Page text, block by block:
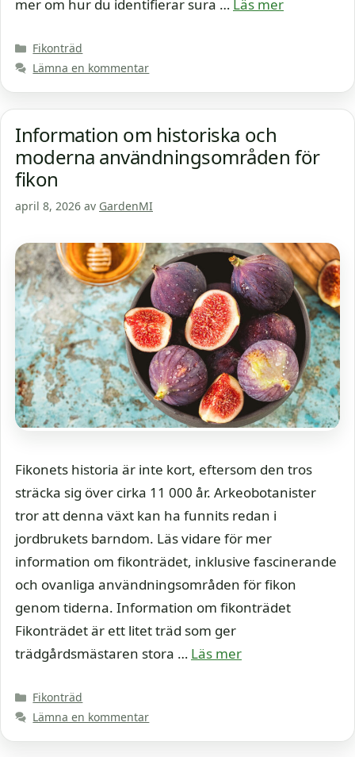
mer om hur du identifierar sura … Läs mer
Kategorier
Fikonträd
Lämna en kommentar
Information om historiska och
moderna användningsområden för
fikon
april 8, 2026 av GardenMI
Fikonets historia är inte kort, eftersom den tros
sträcka sig över cirka 11 000 år. Arkeobotanister
tror att denna växt kan ha funnits redan i
jordbrukets barndom. Läs vidare för mer
information om fikonträdet, inklusive fascinerande
och ovanliga användningsområden för fikon
genom tiderna. Information om fikonträdet
Fikonträdet är ett litet träd som ger
trädgårdsmästaren stora … Läs mer
Kategorier
Fikonträd
Lämna en kommentar